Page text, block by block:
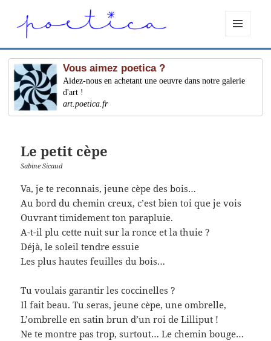
ET
WIDGETS
Vous aimez poetica ?
Aidez-nous en achetant une oeuvre dans notre galerie
d'art !
art.poetica.fr
Le petit cèpe
Sabine Sicaud
Va, je te reconnais, jeune cèpe des bois…
Au bord du chemin creux, c’est bien toi que je vois
Ouvrant timidement ton parapluie.
A-t-il plu cette nuit sur la ronce et la thuie ?
Déjà, le soleil tendre essuie
Les plus hautes feuilles du bois…
Tu voulais garantir les coccinelles ?
Il fait beau. Tu seras, jeune cèpe, une ombrelle,
L’ombrelle en satin brun d’un roi de Lilliput !
Ne te montre pas trop, surtout… Le chemin bouge…